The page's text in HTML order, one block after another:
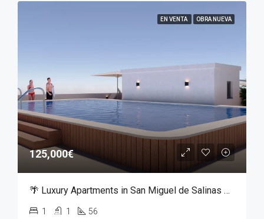
EN VENTA OBRA NUEVA
125,000€
🌴 Luxury Apartments in San Miguel de Salinas – From €125,000
1 1 56